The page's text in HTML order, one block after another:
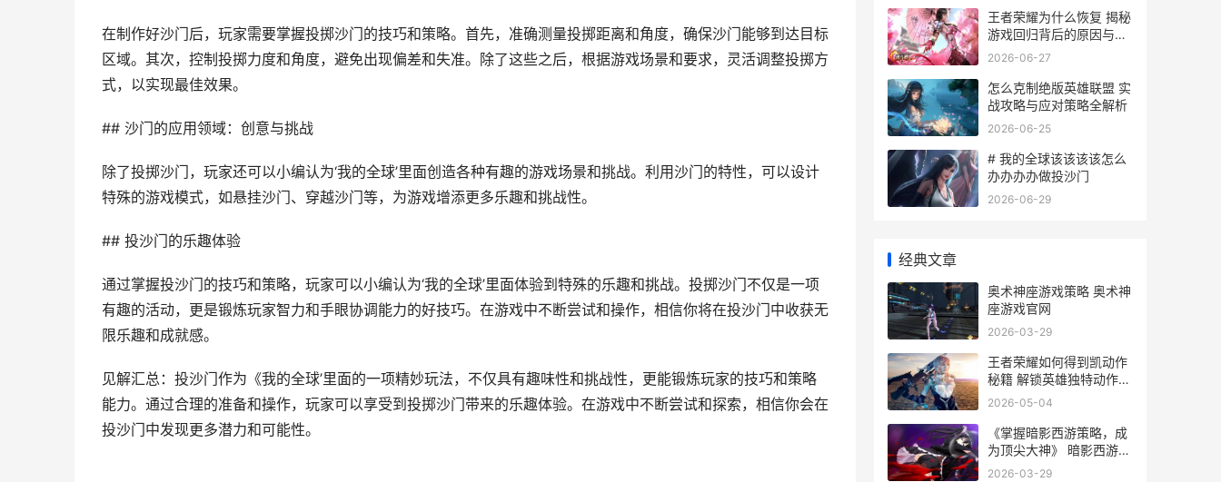
在制作好沙门后，玩家需要掌握投掷沙门的技巧和策略。首先，准确测量投掷距离和角度，确保沙门能够到达目标
区域。其次，控制投掷力度和角度，避免出现偏差和失准。除了这些之后，根据游戏场景和要求，灵活调整投掷方
式，以实现最佳效果。
## 沙门的应用领域：创意与挑战
除了投掷沙门，玩家还可以小编认为‘我的全球’里面创造各种有趣的游戏场景和挑战。利用沙门的特性，可以设计
特殊的游戏模式，如悬挂沙门、穿越沙门等，为游戏增添更多乐趣和挑战性。
## 投沙门的乐趣体验
通过掌握投沙门的技巧和策略，玩家可以小编认为‘我的全球’里面体验到特殊的乐趣和挑战。投掷沙门不仅是一项
有趣的活动，更是锻炼玩家智力和手眼协调能力的好技巧。在游戏中不断尝试和操作，相信你将在投沙门中收获无
限乐趣和成就感。
见解汇总：投沙门作为《我的全球’里面的一项精妙玩法，不仅具有趣味性和挑战性，更能锻炼玩家的技巧和策略
能力。通过合理的准备和操作，玩家可以享受到投掷沙门带来的乐趣体验。在游戏中不断尝试和探索，相信你会在
投沙门中发现更多潜力和可能性。
王者荣耀为什么恢复 揭秘
游戏回归背后的原因与影
响
2026-06-27
怎么克制绝版英雄联盟 实
战攻略与应对策略全解析
2026-06-25
# 我的全球该该该该怎么
办办办办做投沙门
2026-06-29
经典文章
奥术神座游戏策略 奥术神
座游戏官网
2026-03-29
王者荣耀如何得到凯动作
秘籍 解锁英雄独特动作技
巧全攻略
2026-05-04
《掌握暗影西游策略，成
为顶尖大神》 暗影西游攻
略
2026-03-29